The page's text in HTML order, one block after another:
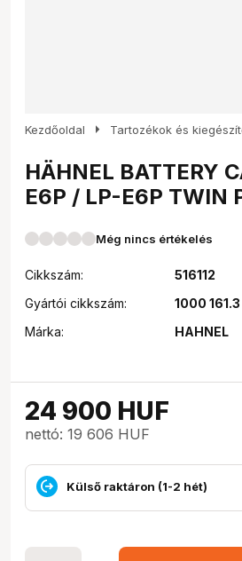
Kezdőoldal arrow_right Tartozékok és
HÄHNEL BATTERY
E6P / LP-E6P TWIN
Még nincs értékelés
Cikkszám:
516112
Gyártói cikkszám:
1000 161.3
Márka:
HAHNEL
24 900 HUF
nettó: 19 606 HUF
Külső raktáron (1-2 hét)